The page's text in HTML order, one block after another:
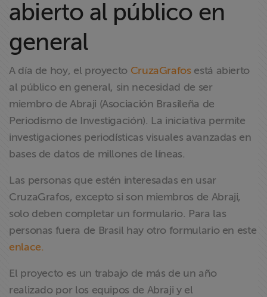
Homenageados
Notícias
Associe-se
Doe para
>> Conteúdo
exclusivo para
newsletter
Fale Conosco
abierto al público en
general
A día de hoy, el proyecto CruzaGrafosestá abierto
al público en general, sin necesidad de ser
miembro de Abraji (Asociación Brasileña de
Periodismo de Investigación). La iniciativa permite
investigaciones periodísticas visuales avanzadas en
bases de datos de millones de líneas.
Las personas que estén interesadas en usar
CruzaGrafos, excepto si son miembros de Abraji,
solo deben completar un formulario. Para las
personas fuera de Brasil hay otro formulario en este
enlace.
El proyecto es un trabajo de más de un año
realizado por los equipos de Abraji y el